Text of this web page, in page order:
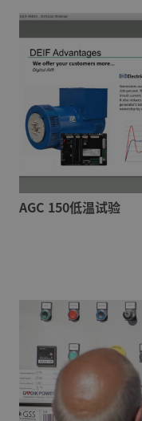
AGC 150低温试验